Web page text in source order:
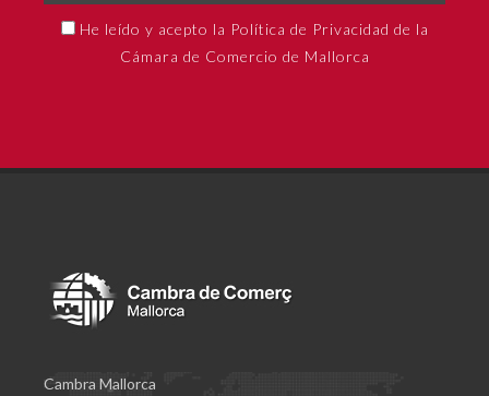
He leído y acepto la Política de Privacidad de la
Cámara de Comercio de Mallorca
Cambra Mallorca